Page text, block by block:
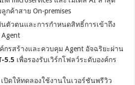
กค้าสาย On-premises
ตัวตนและการกำหนดสิทธิ์การเข้าถึง
กรสร้างและควบคุม Agent อัจฉริยะผ่าน
5.5 เพื่อรองรับเวิร์กโฟลว์ระดับองค์กร
ปิดให้ทดลองใช้งานในเวอร์ชันพรีวิว